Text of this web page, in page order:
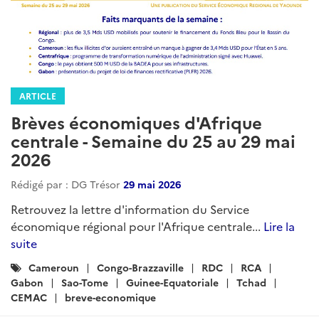
ARTICLE
Brèves économiques d'Afrique
centrale - Semaine du 25 au 29 mai
2026
Rédigé par : DG Trésor 29 mai 2026
Retrouvez la lettre d'information du Service
économique régional pour l'Afrique centrale... Lire la
suite
Catégories
:
Cameroun Congo-Brazzaville RDC
RCA
Gabon
Sao-Tome Guinee-Equatoriale
Tchad
CEMAC
breve-economique